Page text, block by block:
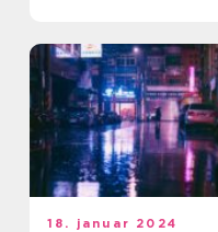
18. januar 2024